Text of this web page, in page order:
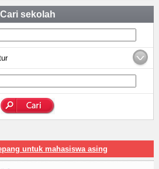
Cari sekolah
untuk mahasiswa asing